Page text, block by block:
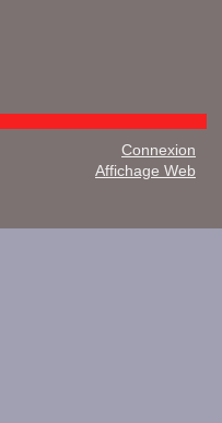
Connexion
Affichage Web